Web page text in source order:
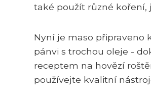
také použít různé koření,
Nyní je maso připraveno
pánvi s trochou oleje -
receptem na hovězí
používejte kvalitní